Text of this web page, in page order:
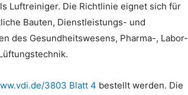
Luftreiniger. Die Richtlinie eignet sich für
Bauten, Dienstleistungs- und
des Gesundheitswesens, Pharma-, Labor-
3803 Blatt 4 bestellt werden. Die